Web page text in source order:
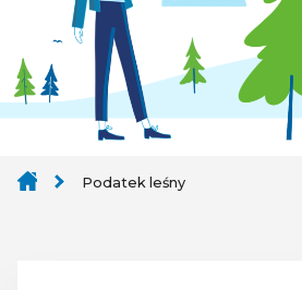
Podatek leśny